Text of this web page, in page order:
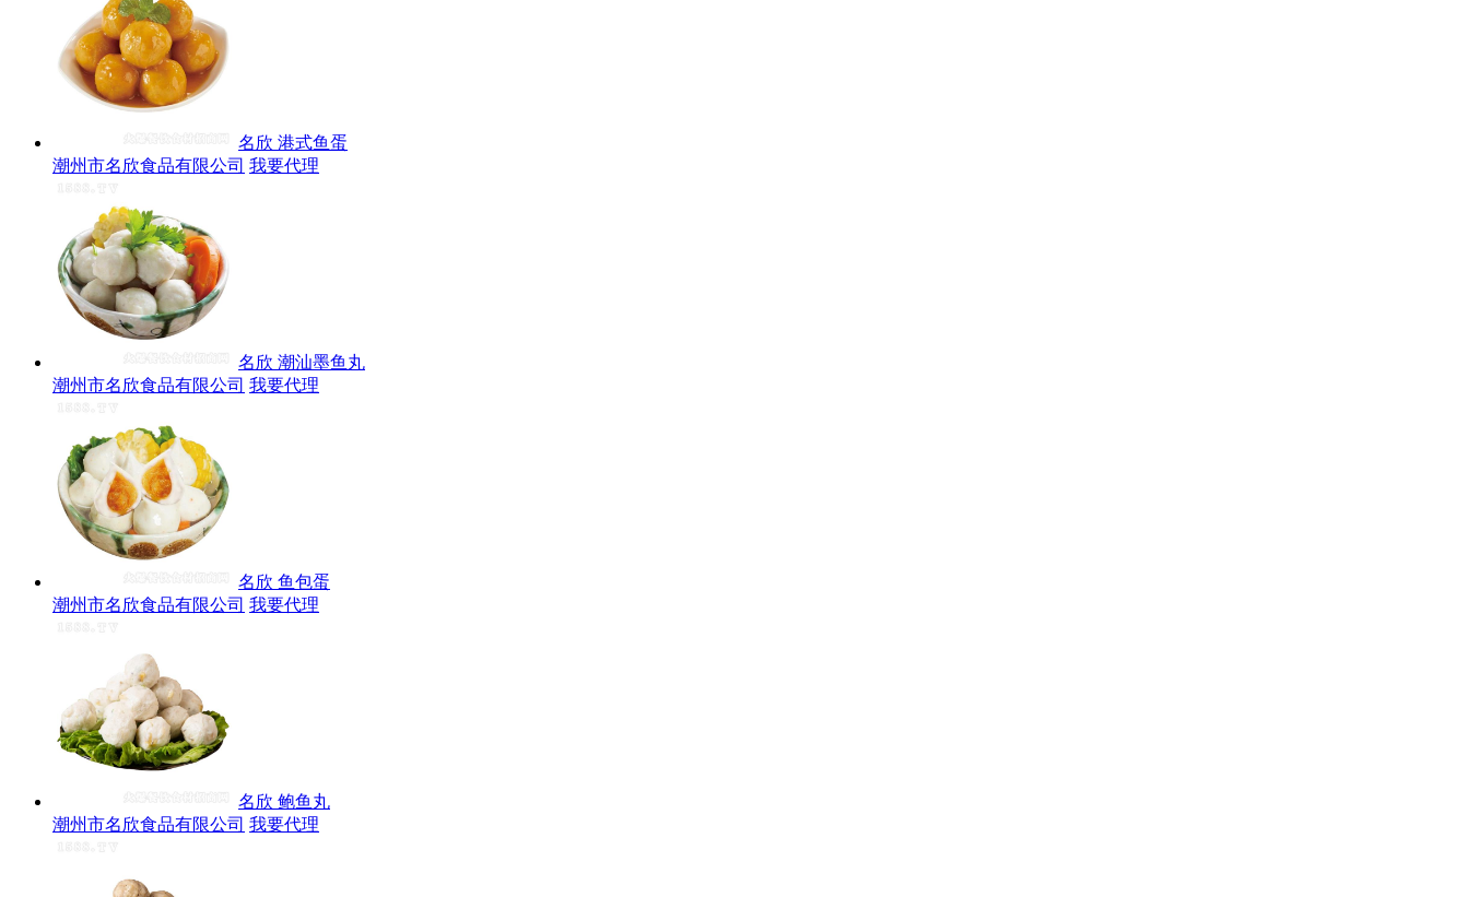
名欣 港式鱼蛋
潮州市名欣食品有限公司 我要代理
名欣 潮汕墨鱼丸
潮州市名欣食品有限公司 我要代理
名欣 鱼包蛋
潮州市名欣食品有限公司 我要代理
名欣 鲍鱼丸
潮州市名欣食品有限公司 我要代理